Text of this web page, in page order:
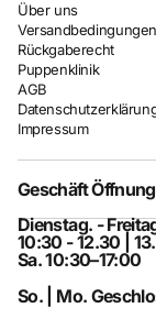
Über uns
Versandbedingungen
Rückgaberecht
Puppenklinik
AGB
Impressum
Geschäft
Dienstag. -
10:30 - 12.30 |
Sa. 10:30–17:00
So. | Mo.